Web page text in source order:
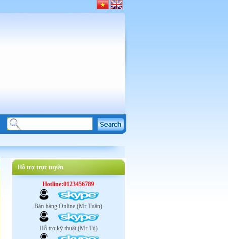
Hỗ trợ trực tuyến
Hotline:0123456789
Bán hàng Online (Mr Tuân)
Hỗ trợ kỹ thuật (Mr Tú)